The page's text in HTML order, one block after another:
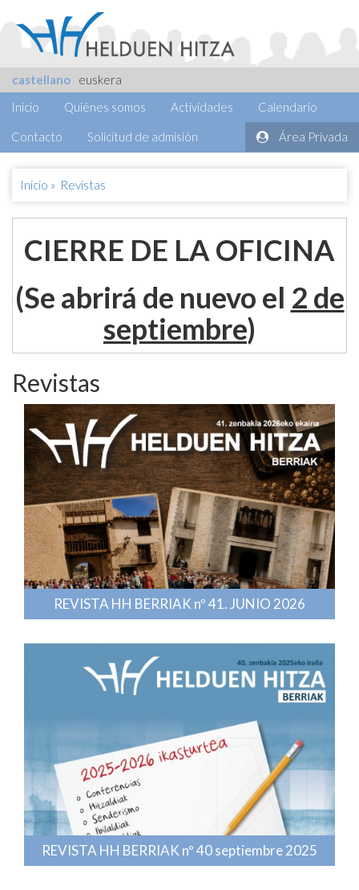
castellano
euskera
Inicio
Quiénes somos Actividades Calendario
Contacto Solicitud de admisión Área Privada
Inicio » Revistas
CIERRE DE LA OFICINA
(Se abrirá de nuevo el 2 de
septiembre)
Revistas
REVISTA HH BERRIAK nº 41. JUNIO 2026
REVISTA HH BERRIAK nº 40 septiembre 2025